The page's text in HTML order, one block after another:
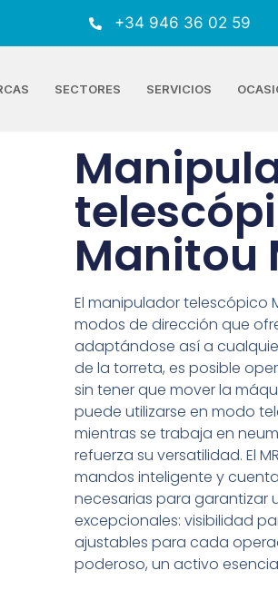
+34 946 36 02 59
SECTORES SERVICIOS
Manitou
El manipulador telescópico
modos de dirección que
adaptándose así a
de la torreta, es posible
sin tener que mover la
puede utilizarse en modo
mientras se trabaja en
refuerza su versatilidad. El
mandos inteligente y
necesarias para garantizar
excepcionales: visibilidad
ajustables para cada
poderoso, un activo